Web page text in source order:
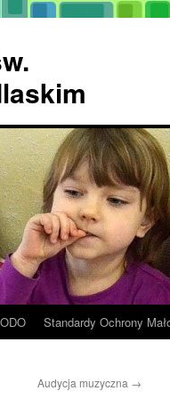
Standardy Ochrony
Audycja muzyczna →